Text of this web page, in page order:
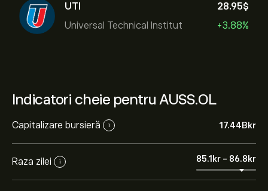
UTI
Universal Technical Institut
28.95‎$‎
+3.88%
Indicatori cheie pentru AUSS.OL
Capitalizare bursieră i 17.44B‎kr‎
Raza zilei i 85.1‎kr‎ - 86.8‎kr‎